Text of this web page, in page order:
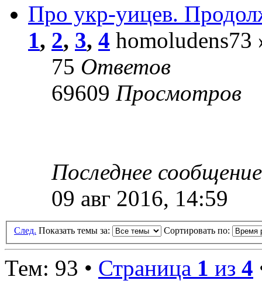
Про укр-уицев.
1, 2, 3, 4
75 Ответов
69609 Просмотров
Последнее
09 авг 2016, 14:59
След. Показать темы за: Сортировать по:
Тем: 93 • Страница 1 из 4